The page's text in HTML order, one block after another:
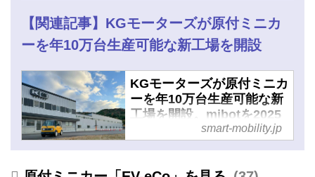
【関連記事】KGモーターズが原付ミニカ
ーを年10万台生産可能な新工場を開設
KGモーターズが原付ミニカ
ーを年10万台生産可能な新
工場を開設。mibotを2025
年秋に量産開始 - スマート
モビリティJP
smart-mobility.jp